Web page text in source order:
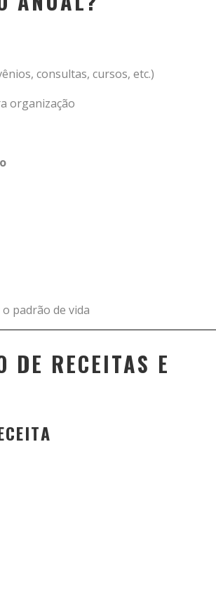
consultas, cursos, etc.)
organização
padrão de vida
DE RECEITAS E